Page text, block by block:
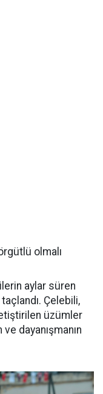
olmalı
aylar süren
Çelebili,
üzümler
dayanışmanın